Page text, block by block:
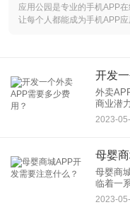
应用公园是专业的手机APP
让每个人都能成为手机APP应
开发
外卖
商业潜
的资金
素，包
2023-
母婴
母婴商
临着一
APP时
品类和
2023-